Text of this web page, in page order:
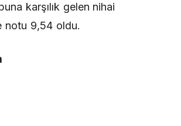
karşılık gelen nihai
notu 9,54 oldu.